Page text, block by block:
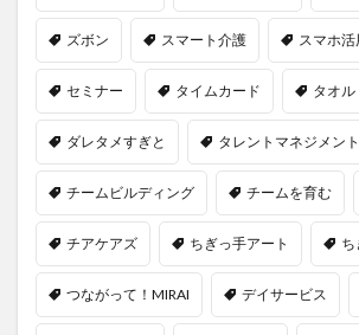
ズボン スマート介護 スマホ活
セミナー タイムカード タオル
ダレタメすぎと タレントマネジメント
チームビルディング チームを育む
チアケアズ ちぎっ手アート
つながって！MIRAI デイサービス